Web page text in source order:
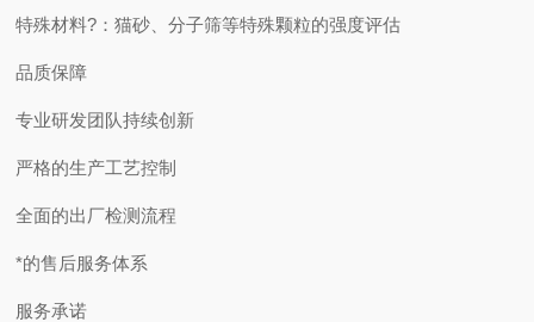
特殊材料?：猫砂、分子筛等特殊颗粒的强度评估
品质保障
专业研发团队持续创新
严格的生产工艺控制
全面的出厂检测流程
*的售后服务体系
服务承诺